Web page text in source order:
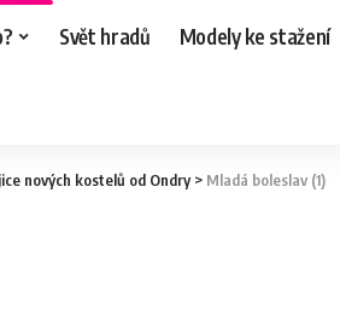
Svět hradů Modely ke stažení
nových kostelů od Ondry> Mladá boleslav (1)